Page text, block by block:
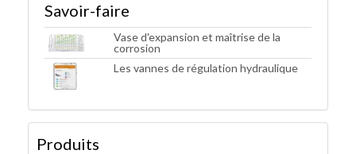
Savoir-faire
Vase d'expansion et maîtrise de la
corrosion
Les vannes de régulation hydraulique
Produits